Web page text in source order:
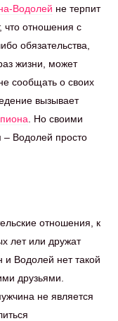
Водолей не терпит
что отношения с
обязательства,
жизни, может
сообщать о своих
вызывает
. Но своими
– Водолей просто
отношения, к
лет или дружат
и Водолей нет такой
друзьями.
не является